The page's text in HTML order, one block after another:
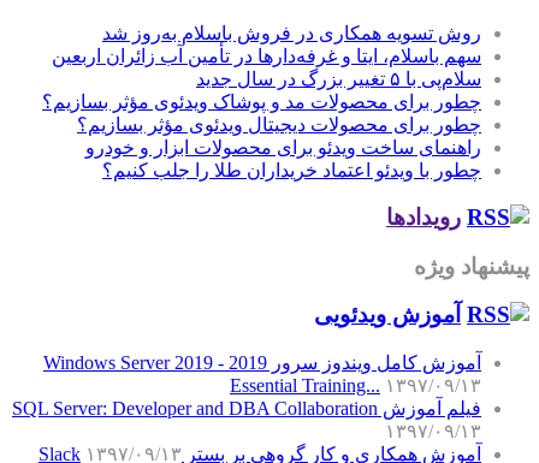
روش تسویه همکاری در فروش باسلام به‌روز شد
سهم باسلام، ایتا و غرفه‌دارها در تأمین آب زائران اربعین
سلام‌پی با ۵ تغییر بزرگ در سال جدید
چطور برای محصولات مد و پوشاک ویدئوی مؤثر بسازیم؟
چطور برای محصولات دیجیتال ویدئوی مؤثر بسازیم؟
راهنمای ساخت ویدئو برای محصولات ابزار و خودرو
چطور با ویدئو اعتماد خریداران طلا را جلب کنیم؟
رویدادها
پیشنهاد ویژه
آموزش‌ ویدئویی
آموزش کامل ویندوز سرور 2019 - Windows Server 2019
Essential Training... ۱۳۹۷/۰۹/۱۳
فیلم آموزش SQL Server: Developer and DBA Collaboration
۱۳۹۷/۰۹/۱۳
آموزش همکاری و کار گروهی بر بستر Slack ۱۳۹۷/۰۹/۱۳